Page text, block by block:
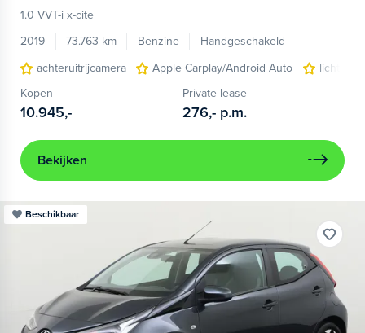
1.0 VVT-i x-cite
2019
73.763 km Benzine
Handgeschakeld
achteruitrijcamera
Apple Carplay/Android Auto
Kopen
10.945,-
Private lease
276,- p.m.
Bekijken
Beschikbaar